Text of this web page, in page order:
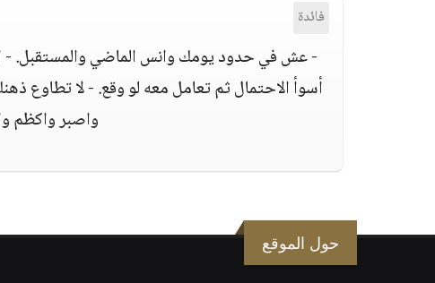
فائدة
- عش في حدود يومك وانس الماضي والمستقبل. -
أسوأ الاحتمال ثم تعامل معه لو وقع. - لا تطاوع
واصبر واكظم
حول الموقع